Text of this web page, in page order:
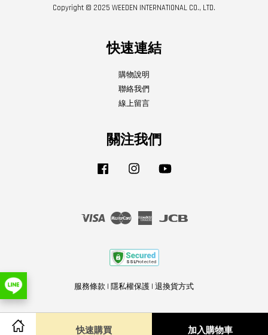
快速購買 加入購物車
Copyright © 2025 WEEDEN INTERNATIONAL CO., LTD.
快速連結
購物說明
聯絡我們
線上留言
關注我們
Facebook Instagram
Visa Master
American
服務條款 | 隱私權保護 | 退換貨方式